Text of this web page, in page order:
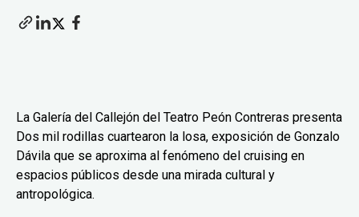
La Galería del Callejón del Teatro Peón Contreras presenta
Dos mil rodillas cuartearon la losa, exposición de Gonzalo
Dávila que se aproxima al fenómeno del cruising en
espacios públicos desde una mirada cultural y
antropológica.